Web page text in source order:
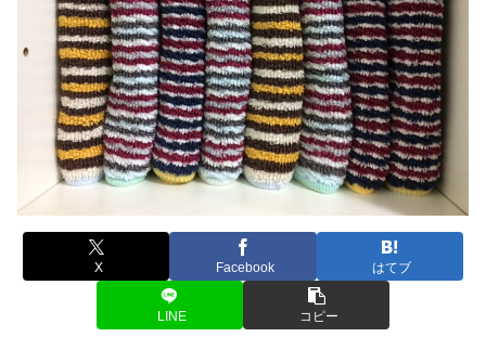
X Facebook はてブ
LINE コピー